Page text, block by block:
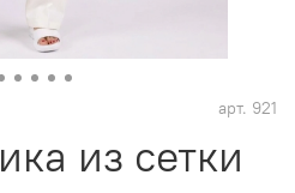
арт. 921
из сетки